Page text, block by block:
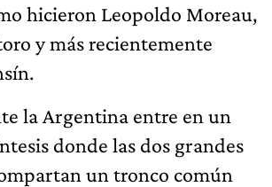
hicieron Leopoldo Moreau,
y más recientemente
la Argentina entre en un
donde las dos grandes
un tronco común